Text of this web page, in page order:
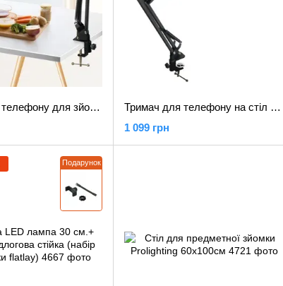
Тримач для телефону для зйомки зверху (набір для зйомки флетлей)
Тримач для телефону на стіл з кільцевим світлом 30 см. (набір для зйомки flatlay)
1 099 грн
Подарунок